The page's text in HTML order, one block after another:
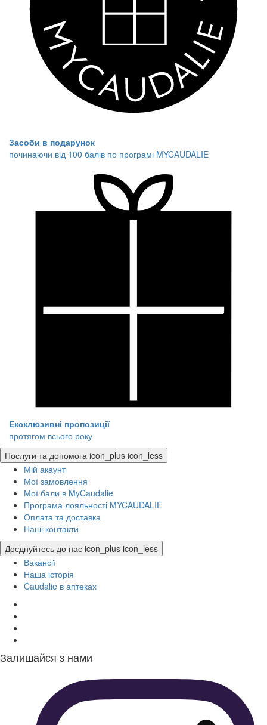
Засоби в подарунок
починаючи від 100 балів по програмі MYCAUDALIE
Ексклюзивні пропозиції
протягом всього року
Послуги та допомога icon_plus icon_less
Мій акаунт
Мої замовлення
Мої бали в MyCaudalie
Програма лояльності MYCAUDALIE
Оплата та доставка
Наші контакти
Доєднуйтесь до нас icon_plus icon_less
Вакансії
Наша історія
Caudalie в аптеках
Залишайся з нами